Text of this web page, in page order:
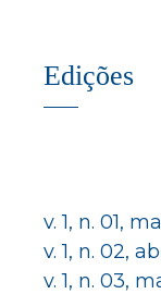
Edições
v. 1, n. 01,
v. 1, n. 02,
v. 1, n. 03,